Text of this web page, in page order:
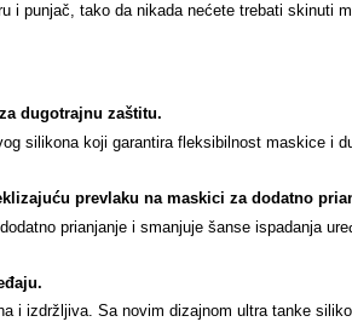
i punjač, tako da nikada nećete trebati skinuti
dugotrajnu zaštitu.
silikona koji garantira fleksibilnost maskice i
prevlaku na maskici za dodatno
prianjanje i smanjuje šanse ispadanja
.
i izdržljiva. Sa novim dizajnom ultra tanke